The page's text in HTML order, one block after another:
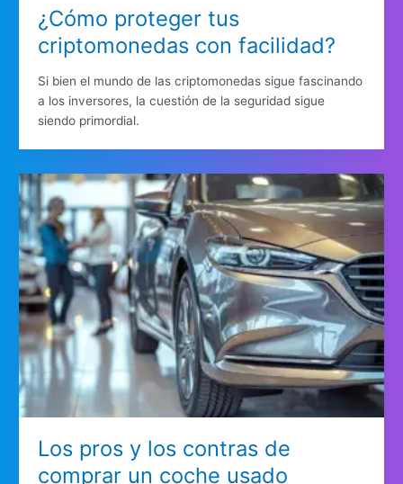
¿Cómo proteger tus
criptomonedas con facilidad?
Si bien el mundo de las criptomonedas sigue fascinando
a los inversores, la cuestión de la seguridad sigue
siendo primordial.
Los pros y los contras de
comprar un coche usado